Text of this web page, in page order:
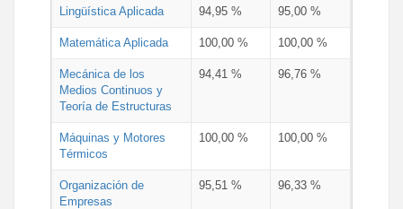
Lingüística Aplicada 94,95 % 95,00 %
Matemática Aplicada 100,00 % 100,00 %
Mecánica de los
Medios Continuos y
Teoría de Estructuras
94,41 % 96,76 %
Máquinas y Motores
Térmicos
100,00 % 100,00 %
Organización de
Empresas
95,51 % 96,33 %